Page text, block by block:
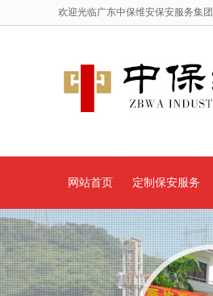
欢迎光临广东中保维安保安服务集
网站首页 定制保安服务